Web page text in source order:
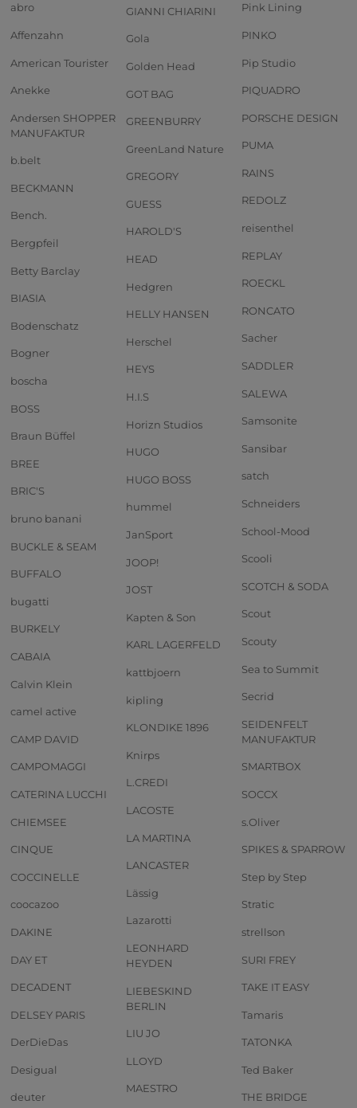
abro
Affenzahn
American Tourister
Anekke
Andersen SHOPPER
MANUFAKTUR
b.belt
BECKMANN
Bench.
Bergpfeil
Betty Barclay
BIASIA
Bodenschatz
Bogner
boscha
BOSS
Braun Büffel
BREE
BRIC'S
bruno banani
BUCKLE & SEAM
BUFFALO
bugatti
BURKELY
CABAIA
Calvin Klein
camel active
CAMP DAVID
CAMPOMAGGI
CATERINA LUCCHI
CHIEMSEE
CINQUE
COCCINELLE
coocazoo
DAKINE
DAY ET
DECADENT
DELSEY PARIS
DerDieDas
Desigual
deuter
GIANNI CHIARINI
Gola
Golden Head
GOT BAG
GREENBURRY
GreenLand Nature
GREGORY
GUESS
HAROLD'S
HEAD
Hedgren
HELLY HANSEN
Herschel
HEYS
H.I.S
Horizn Studios
HUGO
HUGO BOSS
hummel
JanSport
JOOP!
JOST
Kapten & Son
KARL LAGERFELD
kattbjoern
kipling
KLONDIKE 1896
Knirps
L.CREDI
LACOSTE
LA MARTINA
LANCASTER
Lässig
Lazarotti
LEONHARD
HEYDEN
LIEBESKIND
BERLIN
LIU JO
LLOYD
MAESTRO
Pink Lining
PINKO
Pip Studio
PIQUADRO
PORSCHE DESIGN
PUMA
RAINS
REDOLZ
reisenthel
REPLAY
ROECKL
RONCATO
Sacher
SADDLER
SALEWA
Samsonite
Sansibar
satch
Schneiders
School-Mood
Scooli
SCOTCH & SODA
Scout
Scouty
Sea to Summit
Secrid
SEIDENFELT
MANUFAKTUR
SMARTBOX
SOCCX
s.Oliver
SPIKES & SPARROW
Step by Step
Stratic
strellson
SURI FREY
TAKE IT EASY
Tamaris
TATONKA
Ted Baker
THE BRIDGE